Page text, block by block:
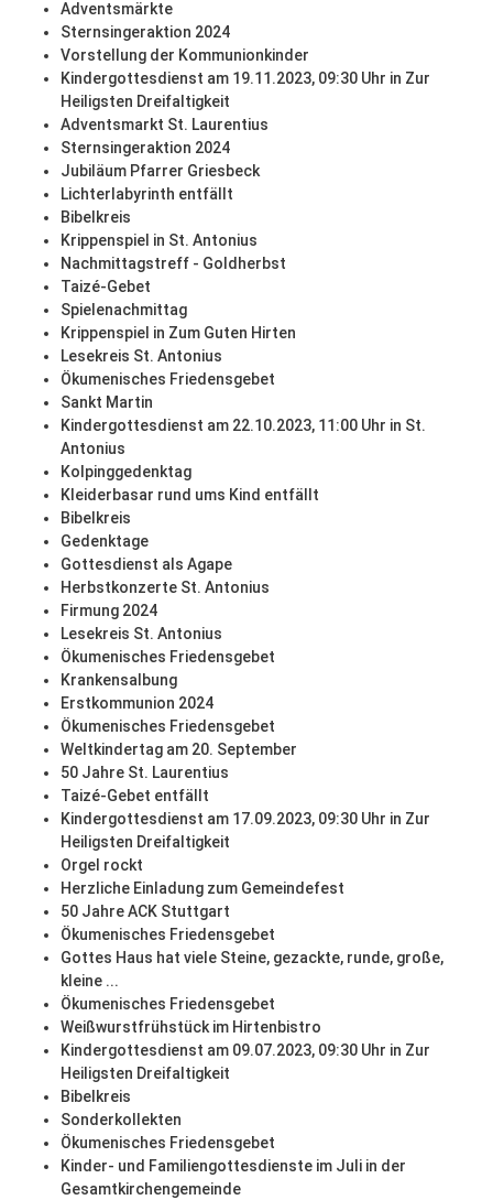
Adventsmärkte
Sternsingeraktion 2024
Vorstellung der Kommunionkinder
Kindergottesdienst am 19.11.2023, 09:30 Uhr in Zur
Heiligsten Dreifaltigkeit
Adventsmarkt St. Laurentius
Sternsingeraktion 2024
Jubiläum Pfarrer Griesbeck
Lichterlabyrinth entfällt
Bibelkreis
Krippenspiel in St. Antonius
Nachmittagstreff - Goldherbst
Taizé-Gebet
Spielenachmittag
Krippenspiel in Zum Guten Hirten
Lesekreis St. Antonius
Ökumenisches Friedensgebet
Sankt Martin
Kindergottesdienst am 22.10.2023, 11:00 Uhr in St.
Antonius
Kolpinggedenktag
Kleiderbasar rund ums Kind entfällt
Bibelkreis
Gedenktage
Gottesdienst als Agape
Herbstkonzerte St. Antonius
Firmung 2024
Lesekreis St. Antonius
Ökumenisches Friedensgebet
Krankensalbung
Erstkommunion 2024
Ökumenisches Friedensgebet
Weltkindertag am 20. September
50 Jahre St. Laurentius
Taizé-Gebet entfällt
Kindergottesdienst am 17.09.2023, 09:30 Uhr in Zur
Heiligsten Dreifaltigkeit
Orgel rockt
Herzliche Einladung zum Gemeindefest
50 Jahre ACK Stuttgart
Ökumenisches Friedensgebet
Gottes Haus hat viele Steine, gezackte, runde, große,
kleine ...
Ökumenisches Friedensgebet
Weißwurstfrühstück im Hirtenbistro
Kindergottesdienst am 09.07.2023, 09:30 Uhr in Zur
Heiligsten Dreifaltigkeit
Bibelkreis
Sonderkollekten
Ökumenisches Friedensgebet
Kinder- und Familiengottesdienste im Juli in der
Gesamtkirchengemeinde